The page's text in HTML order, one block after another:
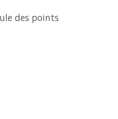
des points